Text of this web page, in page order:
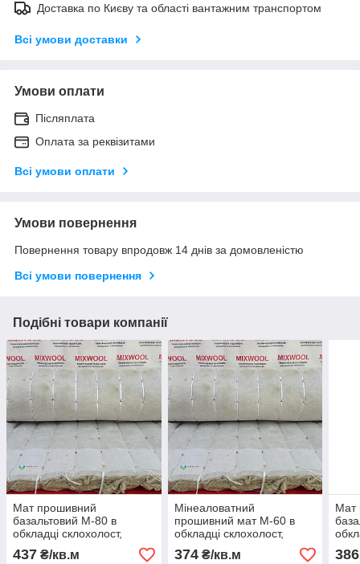
Доставка по Києву та області вантажним транспортом
Всі умови доставки
Умови оплати
Післяплата
Оплата за реквізитами
Всі умови оплати
Умови повернення
Повернення товару впродовж 14 днів за домовленістю
Всі умови повернення
Подібні товари компанії
Мат прошивний
базальтовий М-80 в
обкладці склохолост,
товщина 70 мм
437 ₴/кв.м
Мінеаловатний
прошивний мат М-60 в
обкладці склохолост,
товщина 80 мм
374₴/кв.м
Мат
386